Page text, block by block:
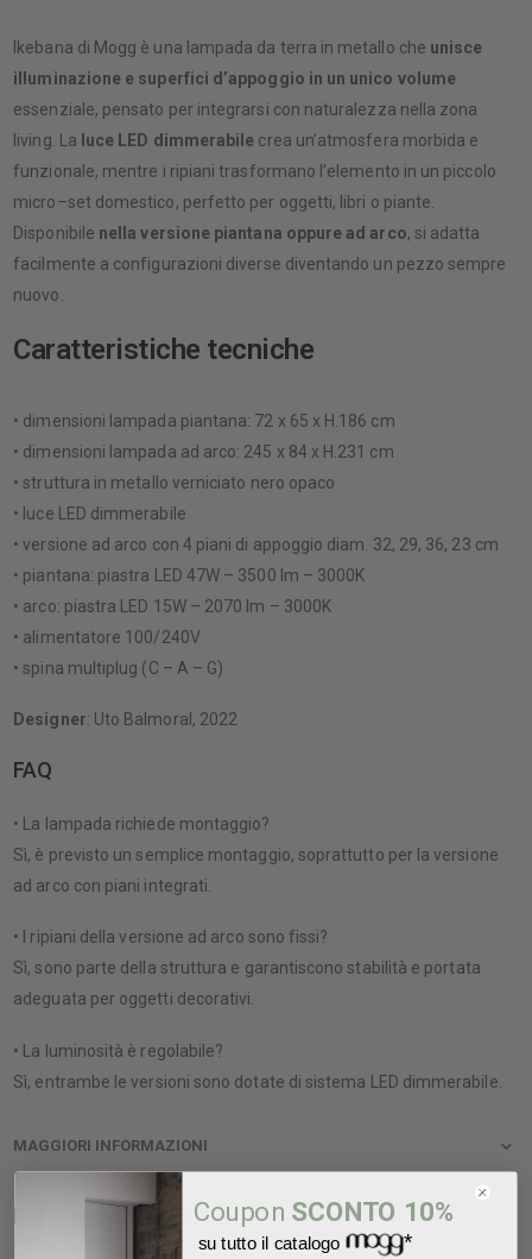
Ikebana di Mogg è una lampada da terra in metallo che unisce
illuminazione e superfici d’appoggio in un unico volume
essenziale, pensato per integrarsi con naturalezza nella zona
living. La luce LED dimmerabile crea un’atmosfera morbida e
funzionale, mentre i ripiani trasformano l’elemento in un piccolo
micro–set domestico, perfetto per oggetti, libri o piante.
Disponibile nella versione piantana oppure ad arco, si adatta
facilmente a configurazioni diverse diventando un pezzo sempre
nuovo.
Caratteristiche tecniche
• dimensioni lampada piantana: 72 x 65 x H.186 cm
• dimensioni lampada ad arco: 245 x 84 x H.231 cm
• struttura in metallo verniciato nero opaco
• luce LED dimmerabile
• versione ad arco con 4 piani di appoggio diam. 32, 29, 36, 23 cm
• piantana: piastra LED 47W – 3500 lm – 3000K
• arco: piastra LED 15W – 2070 lm – 3000K
• alimentatore 100/240V
• spina multiplug (C – A – G)
Designer: Uto Balmoral, 2022
FAQ
• La lampada richiede montaggio?
Sì, è previsto un semplice montaggio, soprattutto per la versione
ad arco con piani integrati.
• I ripiani della versione ad arco sono fissi?
Sì, sono parte della struttura e garantiscono stabilità e portata
adeguata per oggetti decorativi.
• La luminosità è regolabile?
Sì, entrambe le versioni sono dotate di sistema LED dimmerabile.
MAGGIORI INFORMAZIONI
DELLO STESSO BRAND...
Coupon SCONTO 10%
su tutto il catalogo *